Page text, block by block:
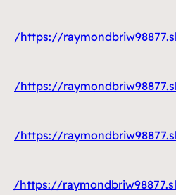
https://raymondbriw98877.slypage.com/23328421/
https://raymondbriw98877.slypage.com/23328423/
https://raymondbriw98877.slypage.com/23328435/
https://raymondbriw98877.slypage.com/23328452/